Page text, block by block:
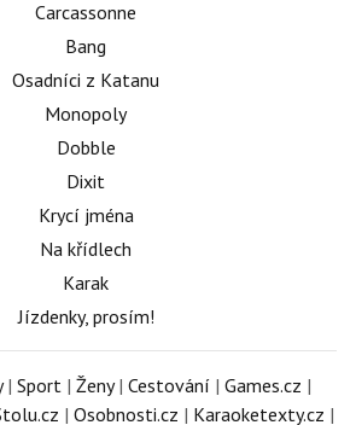
Carcassonne
Bang
Osadníci z Katanu
Monopoly
Dobble
Dixit
Krycí jména
Na křídlech
Karak
Jízdenky, prosím!
| Sport | Ženy| Cestování | Games.cz |
| Osobnosti.cz | Karaoketexty.cz |